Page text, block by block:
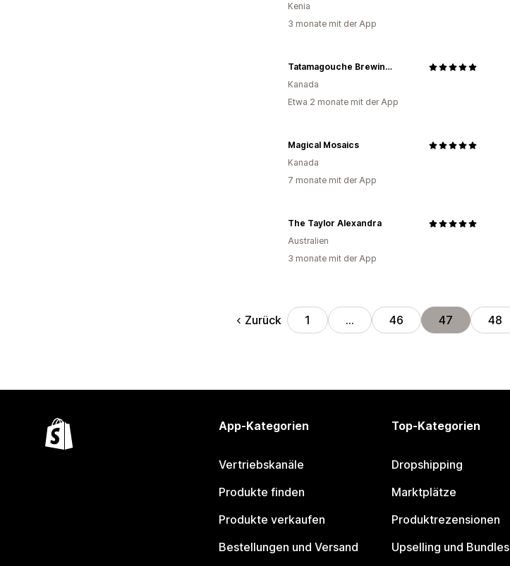
Kenia
3 monate mit der App
Tatamagouche Brewing Co
Kanada
Etwa 2 monate mit der App
Magical Mosaics
Kanada
7 monate mit der App
The Taylor Alexandra
Australien
3 monate mit der App
Zurück 1 … 46 47 48
App-Kategorien
Vertriebskanäle
Produkte finden
Produkte verkaufen
Bestellungen und Versand
Top-Kategorien
Dropshipping
Marktplätze
Produktrezensionen
Upselling und Bundles